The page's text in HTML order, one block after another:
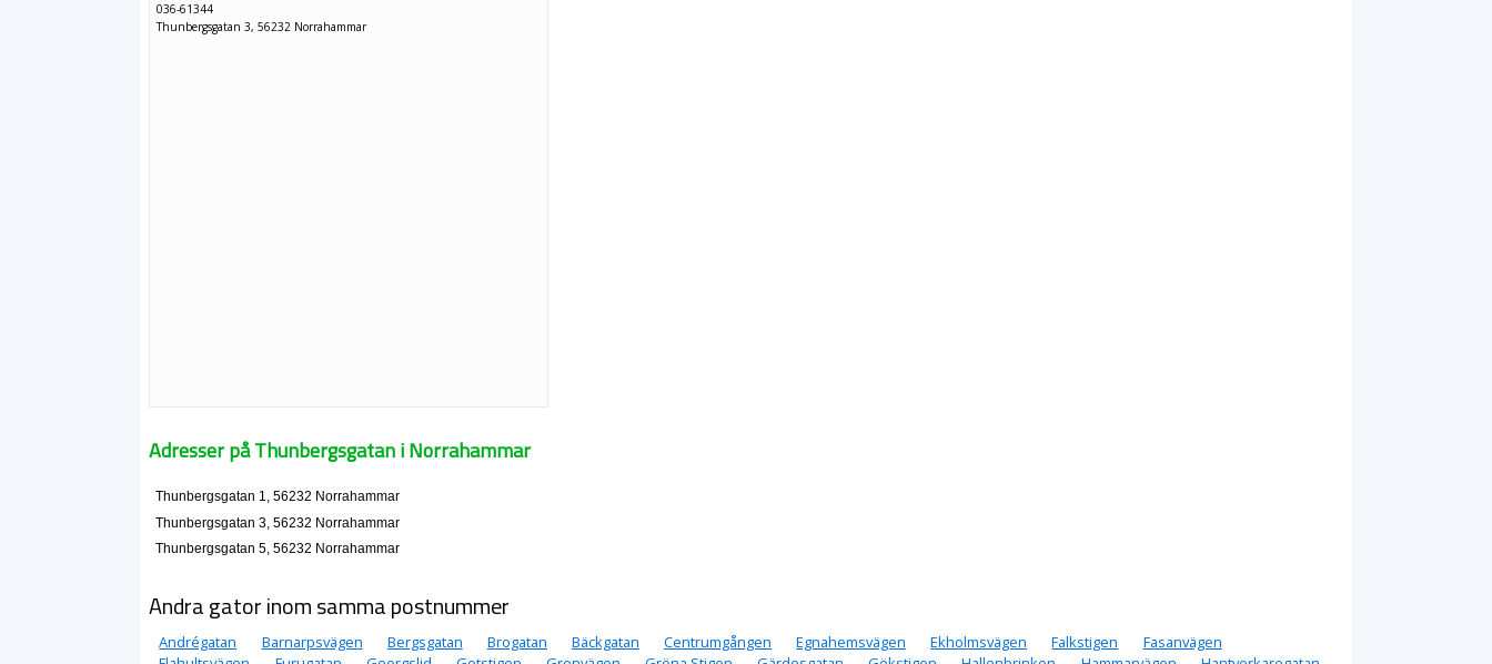
036-61344
Thunbergsgatan 3, 56232 Norrahammar
Adresser på Thunbergsgatan i Norrahammar
Thunbergsgatan 1, 56232 Norrahammar
Thunbergsgatan 3, 56232 Norrahammar
Thunbergsgatan 5, 56232 Norrahammar
Andra gator inom samma postnummer
Andrégatan Barnarpsvägen Bergsgatan Brogatan Bäckgatan Centrumgången Egnahemsvägen Ekholmsvägen Falkstigen
Fasanvägen